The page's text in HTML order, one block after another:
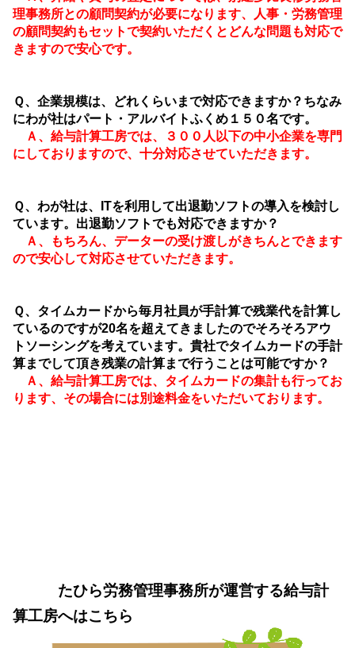
理事務所との顧問契約が必要になります、人事・労務管理
の顧問契約もセットで契約いただくとどんな問題も対応で
きますので安心です。
Ｑ、企業規模は、どれくらいまで対応できますか？ちなみ
にわが社はパート・アルバイトふくめ１５０名です。
Ａ、給与計算工房では、３００人以下の中小企業を専門
にしておりますので、十分対応させていただきます。
Ｑ、わが社は、ITを利用して出退勤ソフトの導入を検討し
ています。出退勤ソフトでも対応できますか？
Ａ、もちろん、データーの受け渡しがきちんとできます
ので安心して対応させていただきます。
Ｑ、タイムカードから毎月社員が手計算で残業代を計算し
ているのですが20名を超えてきましたのでそろそろアウ
トソーシングを考えています。貴社でタイムカードの手計
算までして頂き残業の計算まで行うことは可能ですか？
Ａ、給与計算工房では、タイムカードの集計も行ってお
ります、その場合には別途料金をいただいております。
たひら労務管理事務所が運営する給与計
算工房へはこちら